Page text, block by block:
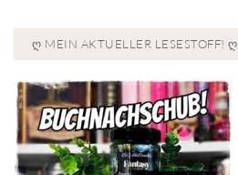
Ღ MEIN AKTUELLER LESESTOFF! Ღ